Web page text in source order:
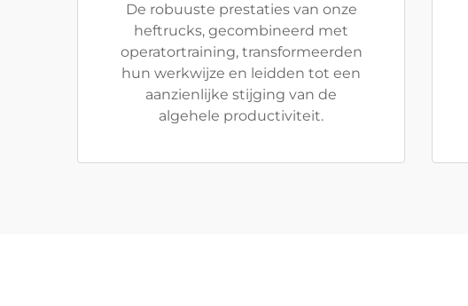
De robuuste prestaties van onze
heftrucks, gecombineerd met
operatortraining, transformeerden
hun werkwijze en leidden tot een
aanzienlijke stijging van de
algehele productiviteit.